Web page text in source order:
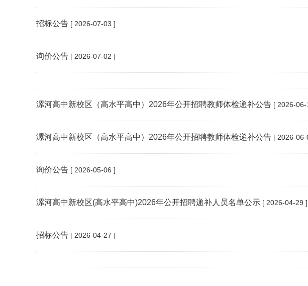
招标公告 [ 2026-07-03 ]
询价公告 [ 2026-07-02 ]
漯河高中新校区（高水平高中）2026年公开招聘教师体检递补公告 [ 2026-06-
漯河高中新校区（高水平高中）2026年公开招聘教师体检递补公告 [ 2026-06-
询价公告 [ 2026-05-06 ]
漯河高中新校区(高水平高中)2026年公开招聘递补人员名单公示 [ 2026-04-29 ]
招标公告 [ 2026-04-27 ]